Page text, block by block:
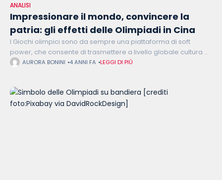
ANALISI
Impressionare il mondo, convincere la
patria: gli effetti delle Olimpiadi in Cina
I Giochi olimpici sono da sempre una piattaforma di soft
power, che consente di trasmettere a livello globale cultura e
valori propri dell’identità del Paese ospitante, modellando
AURORA BONINI 4 ANNI FA LEGGI DI PIÙ